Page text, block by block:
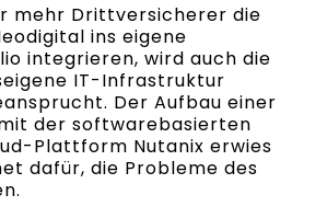
mehr Drittversicherer die
ins eigene
integrieren, wird auch die
IT-Infrastruktur
Der Aufbau einer
der softwarebasierten
Plattform Nutanix erwies
dafür, die Probleme des